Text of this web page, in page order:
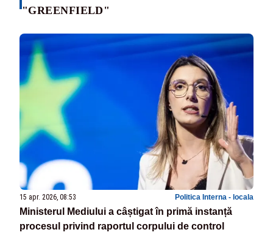
"GREENFIELD"
15 apr. 2026, 08:53 Politica Interna - locala
Ministerul Mediului a câștigat în primă instanță
procesul privind raportul corpului de control